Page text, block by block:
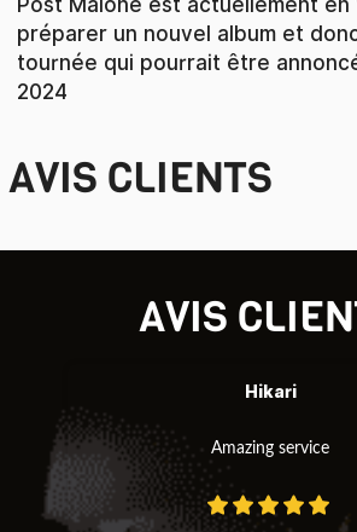
préparer un nouvel album et
tournée qui pourrait être
2024
AVIS CLIENTS
AVIS
Hikari
Amazing service